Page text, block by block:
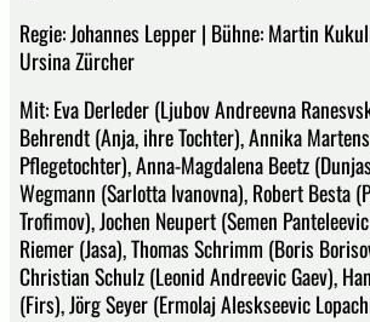
Regie: Johannes Lepper | Bühne: Martin
Ursina Zürcher
Mit: Eva Derleder (Ljubov Andreevna
Behrendt (Anja, ihre Tochter), Annika
Pflegetochter), Anna-Magdalena Beetz
Wegmann (Sarlotta Ivanovna), Robert Besta
Trofimov), Jochen Neupert (Semen
Riemer (Jasa), Thomas Schrimm (Boris
Christian Schulz (Leonid Andreevic Gaev),
(Firs), Jörg Seyer (Ermolaj Aleskseevic